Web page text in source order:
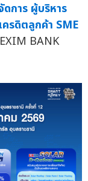
การ ผู้บริหาร
รดิตลูกค้า SME
BANK